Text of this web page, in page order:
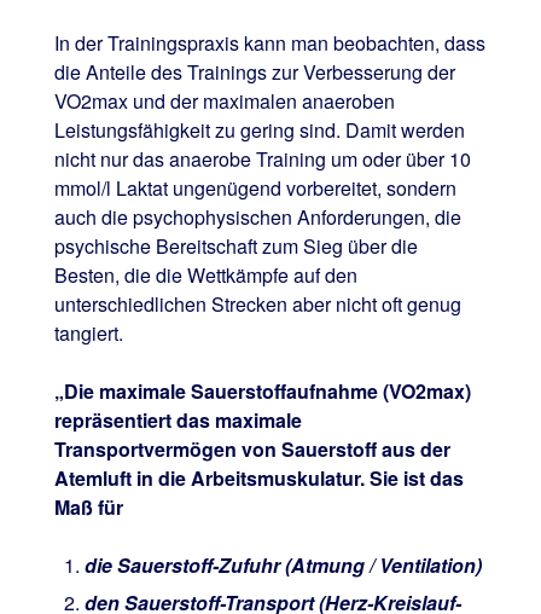
In der Trainingspraxis kann man beobachten, dass
die Anteile des Trainings zur Verbesserung der
VO2max und der maximalen anaeroben
Leistungsfähigkeit zu gering sind. Damit werden
nicht nur das anaerobe Training um oder über 10
mmol/l Laktat ungenügend vorbereitet, sondern
auch die psychophysischen Anforderungen, die
psychische Bereitschaft zum Sieg über die
Besten, die die Wettkämpfe auf den
unterschiedlichen Strecken aber nicht oft genug
tangiert.
„Die maximale Sauerstoffaufnahme (VO2max)
repräsentiert das maximale
Transportvermögen von Sauerstoff aus der
Atemluft in die Arbeitsmuskulatur. Sie ist das
Maß für
die Sauerstoff-Zufuhr (Atmung / Ventilation)
den Sauerstoff-Transport (Herz-Kreislauf-